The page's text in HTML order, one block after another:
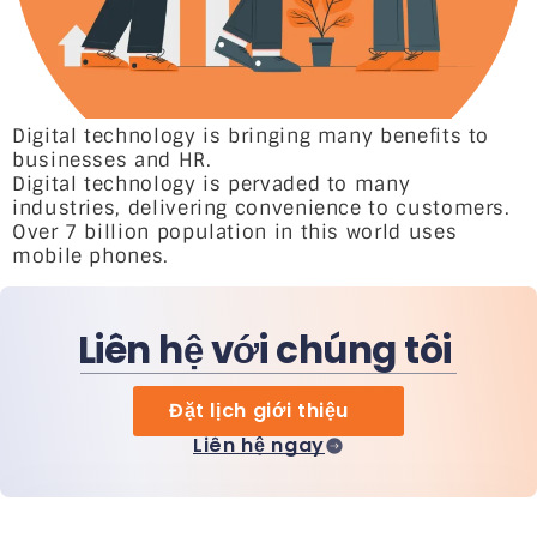
Digital technology is bringing many benefits to
businesses and HR.
Digital technology is pervaded to many
industries, delivering convenience to customers.
Over 7 billion population in this world uses
mobile phones.
Liên hệ với chúng tôi
Đặt lịch giới thiệu
Liên hệ ngay